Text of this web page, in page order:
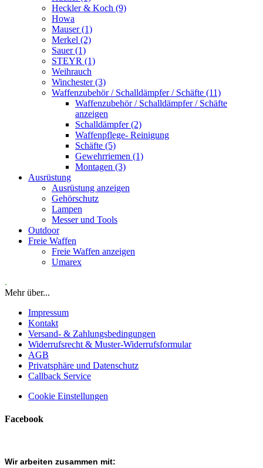
Heckler & Koch (9)
Howa
Mauser (1)
Merkel (2)
Sauer (1)
STEYR (1)
Weihrauch
Winchester (3)
Waffenzubehör / Schalldämpfer / Schäfte (11)
Waffenzubehör / Schalldämpfer / Schäfte
anzeigen
Schalldämpfer (2)
Waffenpflege- Reinigung
Schäfte (5)
Gewehrriemen (1)
Montagen (3)
Ausrüstung
Ausrüstung anzeigen
Gehörschutz
Lampen
Messer und Tools
Outdoor
Freie Waffen
Freie Waffen anzeigen
Umarex
.
Mehr über...
Impressum
Kontakt
Versand- & Zahlungsbedingungen
Widerrufsrecht & Muster-Widerrufsformular
AGB
Privatsphäre und Datenschutz
Callback Service
Cookie Einstellungen
Facebook
Wir arbeiten zusammen mit: